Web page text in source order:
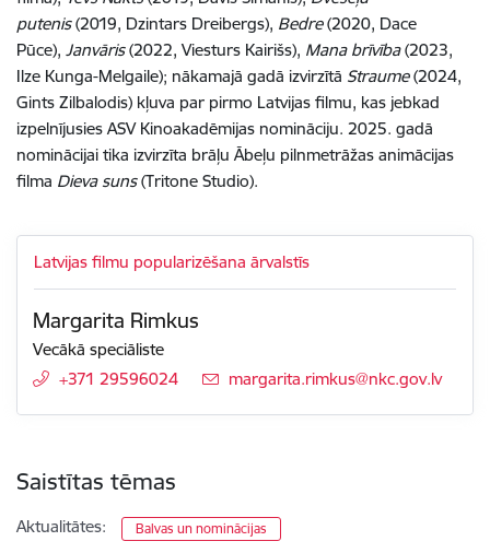
putenis(2019, Dzintars Dreibergs), Bedre(2020, Dace
Pūce), Janvāris(2022, Viesturs Kairišs), Mana brīvība(2023,
Ilze Kunga-Melgaile); nākamajā gadā izvirzītā Straume(2024,
Gints Zilbalodis) kļuva par pirmo Latvijas filmu, kas jebkad
izpelnījusies ASV Kinoakadēmijas nomināciju. 2025. gadā
nominācijai tika izvirzīta brāļu Ābeļu pilnmetrāžas animācijas
filma Dieva suns(Tritone Studio).
Latvijas filmu popularizēšana ārvalstīs
Margarita Rimkus
Vecākā speciāliste
+371 29596024
E-pasts:
margarita.rimkus@nkc.gov.lv
Saistītas tēmas
Aktualitātes: Balvas un nominācijas